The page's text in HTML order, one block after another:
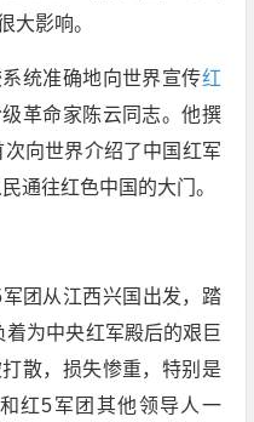
大影响。
统准确地向世界宣传红
革命家陈云同志。他撰
向世界介绍了中国红军
通往红色中国的大门。
团从江西兴国出发，踏
着为中央红军殿后的艰巨
散，损失惨重，特别是
红5军团其他领导人一